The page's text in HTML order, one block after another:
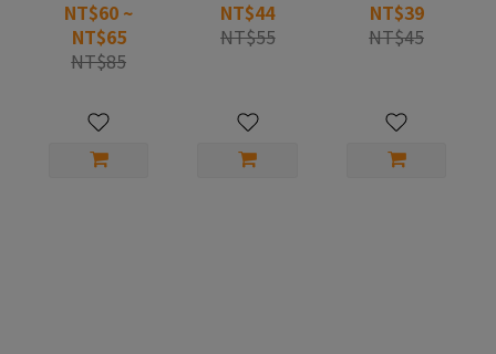
GOpower果果
能量
NT$60 ~
NT$65
NT$85
GOpower果果
能量
NT$44
NT$55
GOpower果果
能量
NT$39
NT$45